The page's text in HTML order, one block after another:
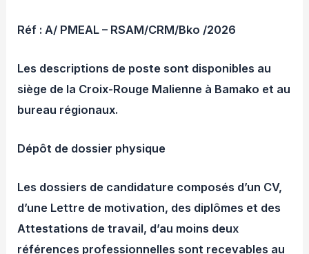
Réf : A/ PMEAL – RSAM/CRM/Bko /2026
Les descriptions de poste sont disponibles au
siège de la Croix-Rouge Malienne à Bamako et au
bureau régionaux.
Dépôt de dossier physique
Les dossiers de candidature composés d’un CV,
d’une Lettre de motivation, des diplômes et des
Attestations de travail, d’au moins deux
références professionnelles sont recevables au